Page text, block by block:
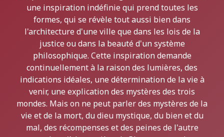
une inspiration indéfinie qui prend toutes les
formes, qui se révèle tout aussi bien dans
l'architecture d'une ville que dans les lois de la
justice ou dans la beauté d'un système
philosophique. Cette inspiration demande
continuellement à la raison des lumières, des
indications idéales, une détermination de la vie à
venir, une explication des mystères des trois
mondes. Mais on ne peut parler des mystères de la
vie et de la mort, du dieu mystique, du bien et du
mal, des récompenses et des peines de l'autre